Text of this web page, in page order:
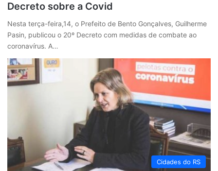
Decreto sobre a Covid
Nesta terça-feira,14, o Prefeito de Bento Gonçalves, Guilherme
Pasin, publicou o 20º Decreto com medidas de combate ao
coronavírus. A…
Cidades do RS